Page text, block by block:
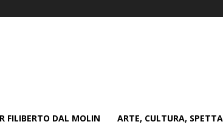
FILIBERTO DAL MOLIN ARTE, CULTURA,